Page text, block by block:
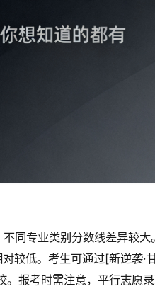
同专业类别分数线差异较大。
较低。考生可通过[新逆袭·
。报考时需注意，平行志愿